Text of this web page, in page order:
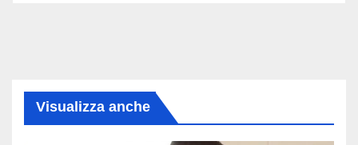
Visualizza anche